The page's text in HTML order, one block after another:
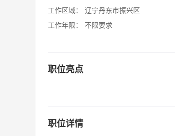
工作区域：
辽宁丹东市振兴区
工作年限：
不限要求
职位亮点
职位详情